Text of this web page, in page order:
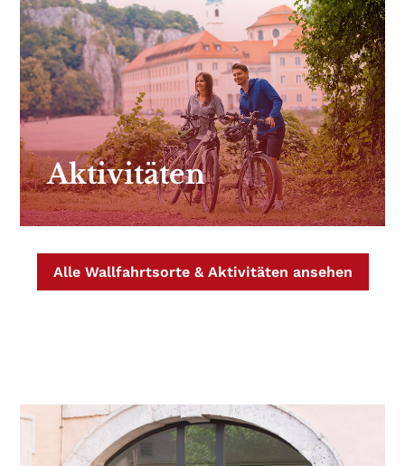
Aktivitäten
Alle Wallfahrtsorte & Aktivitäten ansehen